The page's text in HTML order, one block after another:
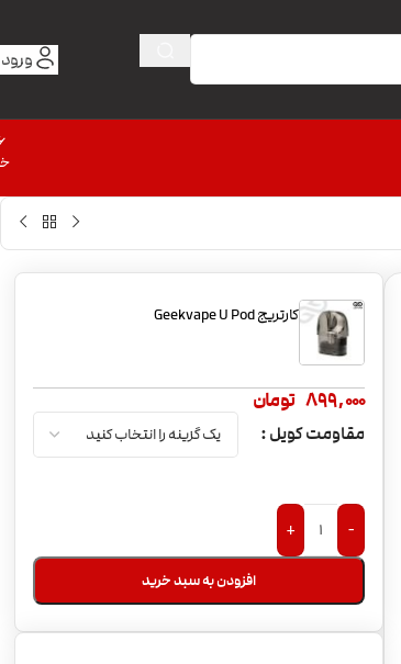
کارتریج Geekvape U Pod
899,000 تومان
مقاومت کویل
-
+
افزودن به سبد خرید